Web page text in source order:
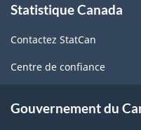
propos
ce
site
Statistique Canada
Contactez StatCan
Centre de confiance
Gouvernement du